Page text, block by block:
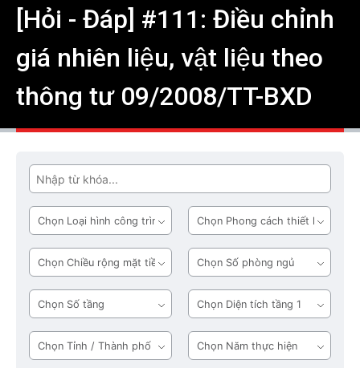
[Hỏi - Đáp] #111: Điều chỉnh
giá nhiên liệu, vật liệu theo
thông tư 09/2008/TT-BXD
Tìm
Loại
hình
công
trình
Phong
cách
thiết
kế
Chiều
rộng
mặt
tiền
Số
phòng
ngủ
Số
tầng
Diện
tích
tầng
1
Tỉnh
/
Năm
thực